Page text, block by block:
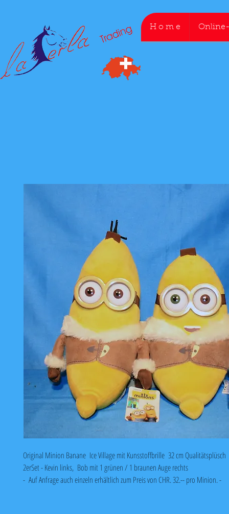
H o m e
Original Minion Banane Ice Village mit Kunsstoffbrille 32 cm Qualitätsplüsch
2erSet - Kevin links, Bob mit 1 grünen / 1 braunen Auge rechts
- Auf Anfrage auch einzeln erhältlich zum Preis von CHR. 32.-- pro Minion. -